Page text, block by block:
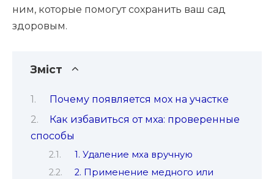
ним, которые помогут сохранить ваш сад
здоровым.
Зміст
Почему появляется мох на участке
Как избавиться от мха: проверенные
способы
1. Удаление мха вручную
2. Применение медного или